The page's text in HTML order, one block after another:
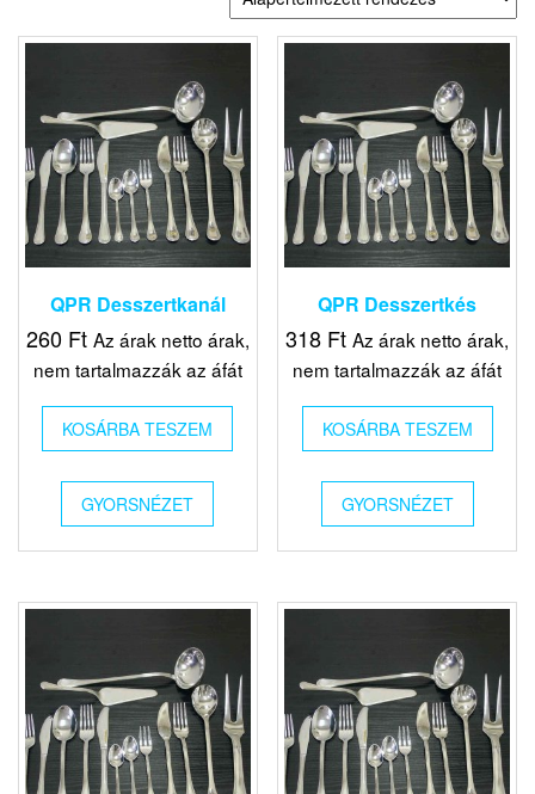
QPR Desszertkanál
260 Ft Az árak netto árak,
nem tartalmazzák az áfát
KOSÁRBA TESZEM
GYORSNÉZET
QPR Desszertkés
318 Ft Az árak netto árak,
nem tartalmazzák az áfát
KOSÁRBA TESZEM
GYORSNÉZET